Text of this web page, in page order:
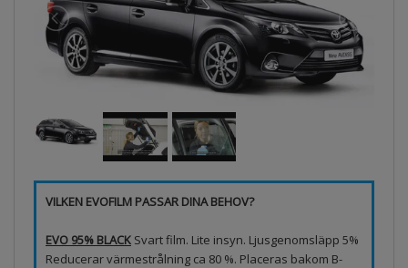
VILKEN EVOFILM PASSAR DINA BEHOV?
EVO 95% BLACK Svart film. Lite insyn. Ljusgenomsläpp 5%
Reducerar värmestrålning ca 80 %. Placeras bakom B-